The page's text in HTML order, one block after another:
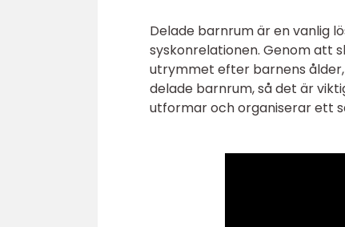
Delade barnrum är en vanlig
syskonrelationen. Genom att
utrymmet efter barnens
delade barnrum, så det är
utformar och organiserar ett